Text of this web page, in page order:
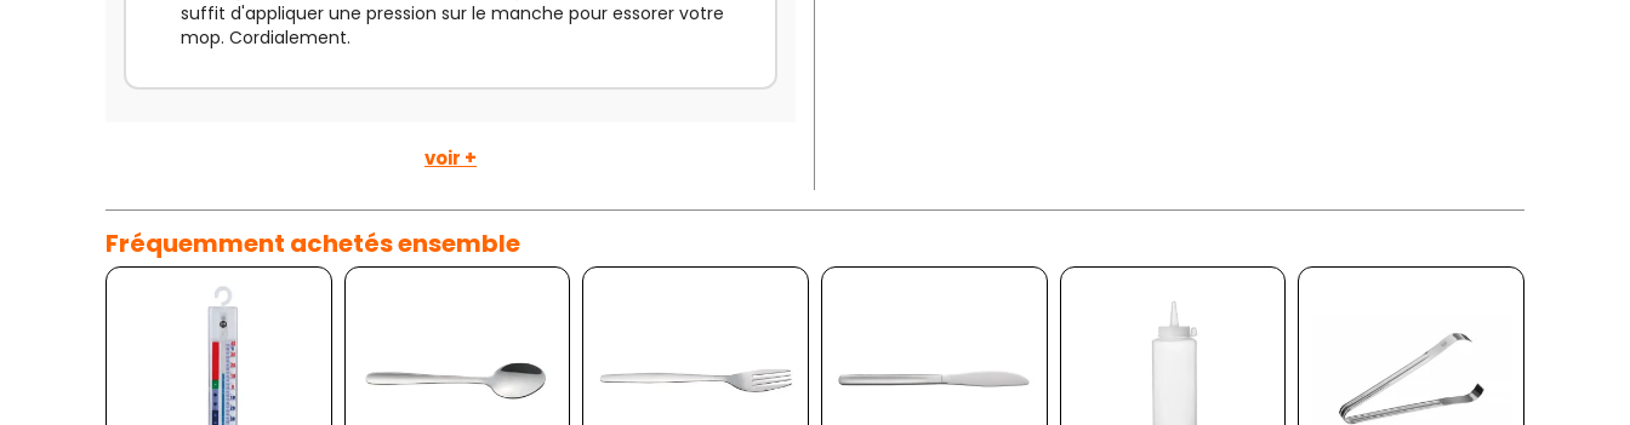
suffit d'appliquer une pression sur le manche pour essorer votre
mop. Cordialement.
voir +
Fréquemment achetés ensemble